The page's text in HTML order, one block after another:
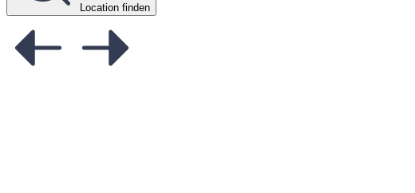
Location finden